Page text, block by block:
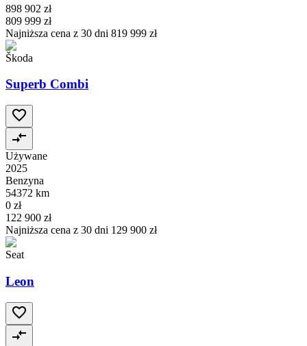
898 902 zł
809 999 zł
Najniższa cena z 30 dni 819 999 zł
Škoda
Superb Combi
Używane
2025
Benzyna
54372 km
0 zł
122 900 zł
Najniższa cena z 30 dni 129 900 zł
Seat
Leon